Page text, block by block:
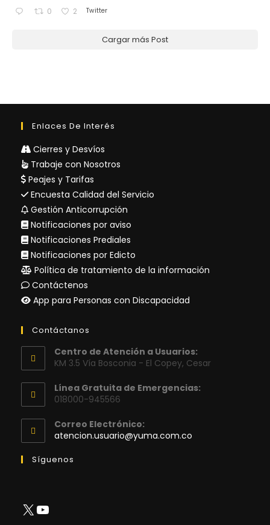
0 2 Twitter
Cargar más Post
Enlaces De Interés
Cierres y Desvíos
Trabaje con Nosotros
Peajes y Tarifas
Encuesta Calidad del Servicio
Gestión Anticorrupción
Notificaciones por aviso
Notificaciones Prediales
Notificaciones por Edicto
Política de tratamiento de la información
Contáctenos
App para Personas con Discapacidad
Contáctanos
Centro de Atención a Usuarios:
KM 3.5 Vía Bosconia - El Copey, Cesar
Línea Gratuita de Emergencias:
018000-945566
Correo Electrónico:
atencion.usuario@yuma.com.co
Síguenos
X YouTube